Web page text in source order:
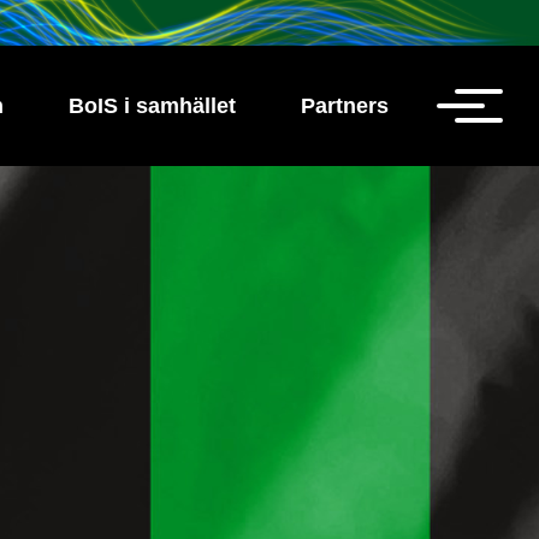
BoIS i samhället Partners